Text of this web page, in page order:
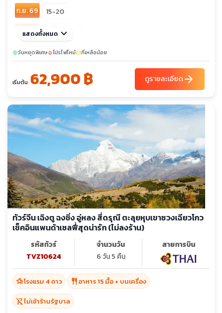
ก.ย. 69
15-20
ต.ค. 69
sunny
12-17
sunny
พ.ย. 69
10-15
ธ.ค. 69
15-20
30-04
มี.ค. 70
16-21
เม.ย. 70
sunny
20-25
พ.ค. 70
11-16
มิ.ย. 70
15-20
แสดงทั้งหมด keyboard_arrow_down
sunnyวันหยุดพิเศษlocal_fire_departmentโปรไฟไหม้confirmation_numberที่เหลือน้อย
เริ่มต้น 62,900 ฿ ดูรายละเอียดarrow_forward
ทัวร์จีน เฉิงตู ฉงชิ่ง อู่หลง สี่ดรุณี ตะลุยหุบเขาซวงเฉียวโกว
เช็คอินแพนด้าเซลฟี่สุดน่ารัก (ไม่ลงร้าน)
รหัสทัวร์
TVZ10624
จำนวนวัน
6 วัน 5 คืน
สายการบิน
hotel_classโรงแรม 4 ดาว restaurant อาหาร 15 มื้อ + บนเครื่อง
shopping_cart_offไม่เข้าร้านรัฐบาล